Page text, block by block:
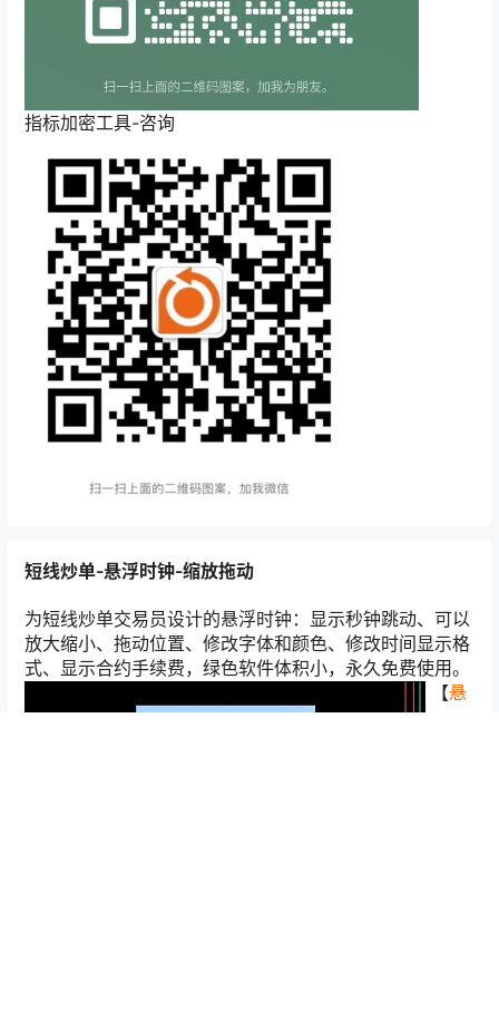
指标加密工具-咨询
短线炒单-悬浮时钟-缩放拖动
为短线炒单交易员设计的悬浮时钟：显示秒钟跳动、可以
放大缩小、拖动位置、修改字体和颜色、修改时间显示格
式、显示合约手续费，绿色软件体积小，永久免费使用。
【悬